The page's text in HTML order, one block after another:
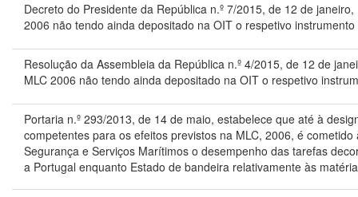
Decreto do Presidente da República n.º 7/2015, de 12 de
2006 não tendo ainda depositado na OIT o respetivo
Resolução da Assembleia da República n.º 4/2015, de 12 de
MLC 2006 não tendo ainda depositado na OIT o respetivo
Portaria n.º 293/2013, de 14 de maio, estabelece que até à
competentes para os efeitos previstos na MLC, 2006, é
Segurança e Serviços Marítimos o desempenho das tarefas
a Portugal enquanto Estado de bandeira relativamente às